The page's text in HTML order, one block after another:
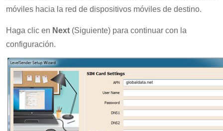
móviles hacia la red de dispositivos móviles de destino.
Haga clic en Next (Siguiente) para continuar con la
configuración.